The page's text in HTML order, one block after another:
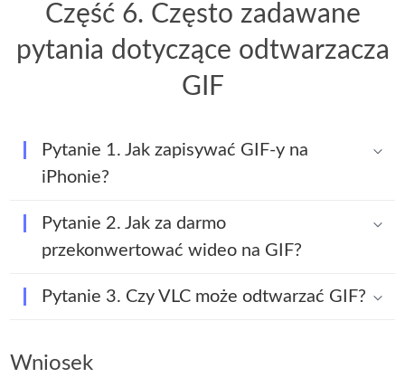
Część 6. Często zadawane
pytania dotyczące odtwarzacza
GIF
Pytanie 1. Jak zapisywać GIF-y na
iPhonie?
Pytanie 2. Jak za darmo
przekonwertować wideo na GIF?
Pytanie 3. Czy VLC może odtwarzać GIF?
Wniosek